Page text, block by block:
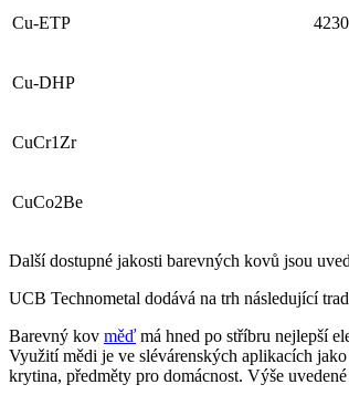
Cu-ETP
Cu-DHP
CuCr1Zr
CuCo2Be
Další dostupné jakosti barevných kovů jsou
UCB Technometal dodává na trh následující
Barevný kov měď má hned po stříbru nejlepší
Využití mědi je ve slévárenských aplikacích
krytina, předměty pro domácnost. Výše